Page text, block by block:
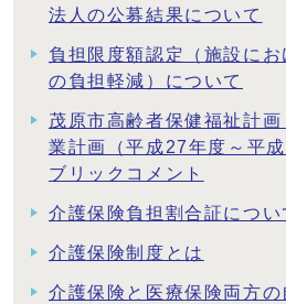
法人の公募結果について
負担限度額認定（施設に
の負担軽減）について
茂原市高齢者保健福祉計
業計画（平成27年度～平
ブリックコメント
介護保険負担割合証につい
介護保険制度とは
介護保険と医療保険両方